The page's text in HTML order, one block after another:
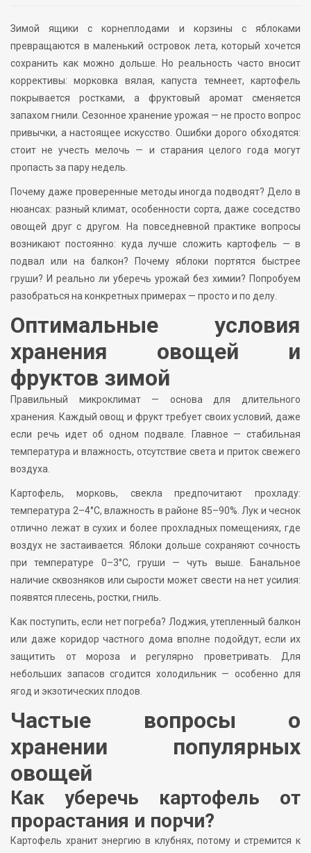
Зимой ящики с корнеплодами и корзины с яблоками
превращаются в маленький островок лета, который хочется
сохранить как можно дольше. Но реальность часто вносит
коррективы: морковка вялая, капуста темнеет, картофель
покрывается ростками, а фруктовый аромат сменяется
запахом гнили. Сезонное хранение урожая — не просто вопрос
привычки, а настоящее искусство. Ошибки дорого обходятся:
стоит не учесть мелочь — и старания целого года могут
пропасть за пару недель.
Почему даже проверенные методы иногда подводят? Дело в
нюансах: разный климат, особенности сорта, даже соседство
овощей друг с другом. На повседневной практике вопросы
возникают постоянно: куда лучше сложить картофель — в
подвал или на балкон? Почему яблоки портятся быстрее
груши? И реально ли уберечь урожай без химии? Попробуем
разобраться на конкретных примерах — просто и по делу.
Оптимальные условия
хранения овощей и
фруктов зимой
Правильный микроклимат — основа для длительного
хранения. Каждый овощ и фрукт требует своих условий, даже
если речь идет об одном подвале. Главное — стабильная
температура и влажность, отсутствие света и приток свежего
воздуха.
Картофель, морковь, свекла предпочитают прохладу:
температура 2–4°C, влажность в районе 85–90%. Лук и чеснок
отлично лежат в сухих и более прохладных помещениях, где
воздух не застаивается. Яблоки дольше сохраняют сочность
при температуре 0–3°C, груши — чуть выше. Банальное
наличие сквозняков или сырости может свести на нет усилия:
появятся плесень, ростки, гниль.
Как поступить, если нет погреба? Лоджия, утепленный балкон
или даже коридор частного дома вполне подойдут, если их
защитить от мороза и регулярно проветривать. Для
небольших запасов сгодится холодильник — особенно для
ягод и экзотических плодов.
Частые вопросы о
хранении популярных
овощей
Как уберечь картофель от
прорастания и порчи?
Картофель хранит энергию в клубнях, потому и стремится к